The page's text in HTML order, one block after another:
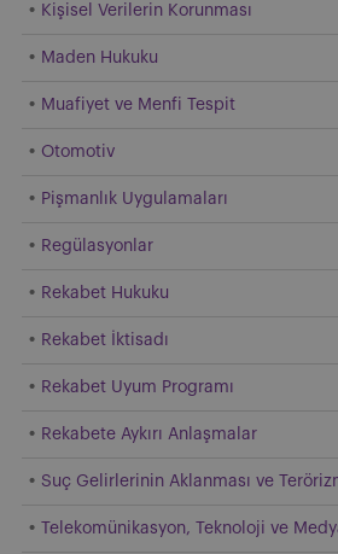
Kişisel Verilerin Korunması
Maden Hukuku
Muafiyet ve Menfi Tespit
Otomotiv
Pişmanlık Uygulamaları
Regülasyonlar
Rekabet Hukuku
Rekabet İktisadı
Rekabet Uyum Programı
Rekabete Aykırı Anlaşmalar
Suç Gelirlerinin Aklanması ve
Telekomünikasyon, Teknoloji ve